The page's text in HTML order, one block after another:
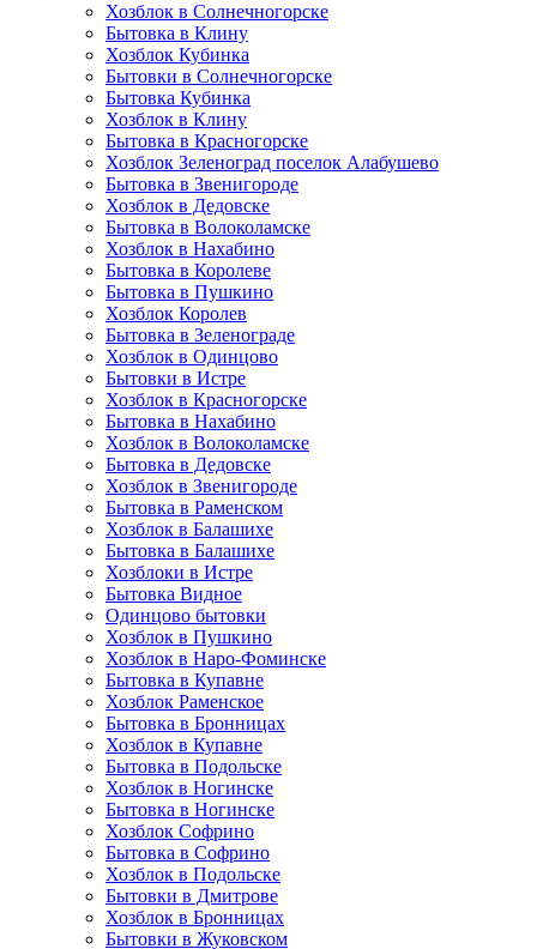
Хозблок в Солнечногорске
Бытовка в Клину
Хозблок Кубинка
Бытовки в Солнечногорске
Бытовка Кубинка
Хозблок в Клину
Бытовка в Красногорске
Хозблок Зеленоград поселок Алабушево
Бытовка в Звенигороде
Хозблок в Дедовске
Бытовка в Волоколамске
Хозблок в Нахабино
Бытовка в Королеве
Бытовкa в Пушкино
Хозблок Королев
Бытовка в Зеленограде
Хозблок в Одинцово
Бытовки в Истре
Хозблок в Красногорске
Бытовка в Нахабино
Хозблок в Волоколамске
Бытовкa в Дедовске
Хозблок в Звенигороде
Бытовка в Раменском
Хозблок в Балашихе
Бытовкa в Балашихе
Хозблоки в Истре
Бытовка Видное
Одинцово бытовки
Хозблок в Пушкино
Хозблок в Наро-Фоминске
Бытовка в Купавне
Хозблок Раменское
Бытовка в Бронницах
Хозблок в Купавне
Бытовка в Подольске
Хозблок в Ногинске
Бытовка в Ногинске
Хозблок Софрино
Бытовка в Софрино
Хозблок в Подольске
Бытовки в Дмитрове
Хозблок в Бронницах
Бытовки в Жуковском